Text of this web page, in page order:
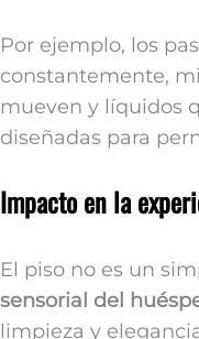
Por ejemplo, los
constantemente,
mueven y líquidos
diseñadas para
Impacto en la
El piso no es un
sensorial del
limpieza y